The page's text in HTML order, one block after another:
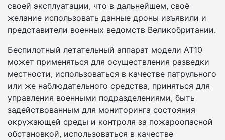
своей эксплуатации, что в дальнейшем, своё
желание использовать данные дроны изъявили и
представители военных ведомств Великобритании.
Беспилотный летательный аппарат модели AT10
может применяться для осуществления разведки
местности, использоваться в качестве патрульного
или же наблюдательного средства, приняться для
управления военными подразделениями, быть
задействованным для мониторинга состояния
окружающей среды и контроля за пожароопасной
обстановкой, использоваться в качестве